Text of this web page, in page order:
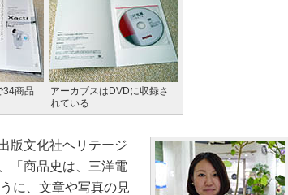
34商品
アーカブスはDVDに収録さ
れている
版文化社ヘリテージ
「商品史は、三洋電
に、文章や写真の見